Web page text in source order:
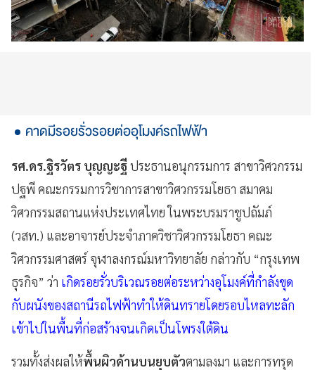
คาดมีรอยรั่วรอยต่ออุโมงค์รถไฟฟ้า
รศ.ดร.ฐิรวัตร บุญญะฐีประธานอนุกรรมการ สาขาวิศวกรรม
ปฐพี คณะกรรมการวิชาการสาขาวิศวกรรมโยธา สมาคม
วิศวกรรมสถานแห่งประเทศไทย ในพระบรมราชูปถัมภ์
(วสท.) และอาจารย์ประจำภาควิชาวิศวกรรมโยธา คณะ
วิศวกรรมศาสตร์ จุฬาลงกรณ์มหาวิทยาลัย กล่าวกับ “กรุงเทพ
ธุรกิจ” ว่า เกิดรอยรั่วบริเวณรอยต่อระหว่างอุโมงค์ที่กำลังขุด
กับผนังของสถานีรถไฟฟ้าทำให้ดินทรายโดยรอบไหลทะลัก
เข้าไปในพื้นที่ก่อสร้างจนเกิดเป็นโพรงใต้ดิน
รวมทั้งส่งผลให้พื้นผิวด้านบนยุบตัวตามลงมา และการทรุด